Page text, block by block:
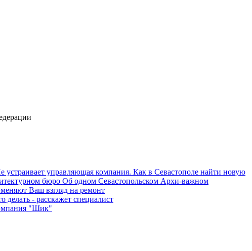
Об одном Севастопольском Архи-важном
Ваш взгляд на ремонт
- расскажет специалист
"Шик"